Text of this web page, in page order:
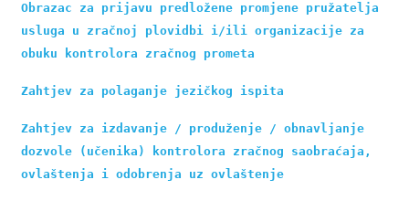
Obrazac za prijavu predložene promjene pružatelja
usluga u zračnoj plovidbi i/ili organizacije za
obuku kontrolora zračnog prometa
Zahtjev za polaganje jezičkog ispita
Zahtjev za izdavanje / produženje / obnavljanje
dozvole (učenika) kontrolora zračnog saobraćaja,
ovlaštenja i odobrenja uz ovlaštenje